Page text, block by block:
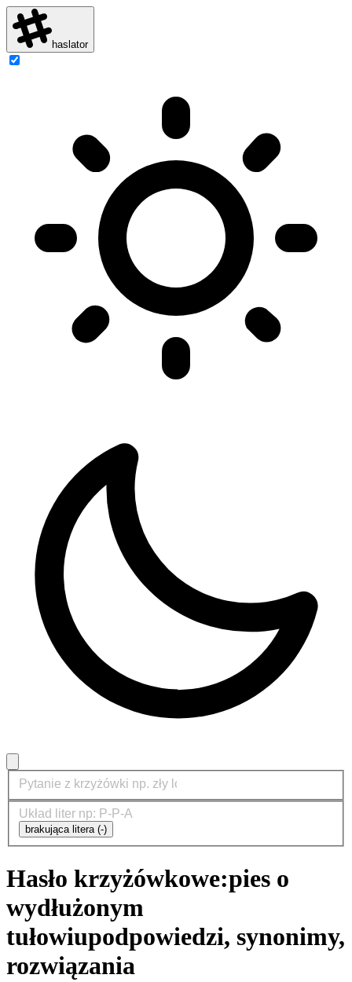
haslator
brakująca litera (-)
Hasło krzyżówkowe:pies o
wydłużonym
tułowiupodpowiedzi, synonimy,
rozwiązania